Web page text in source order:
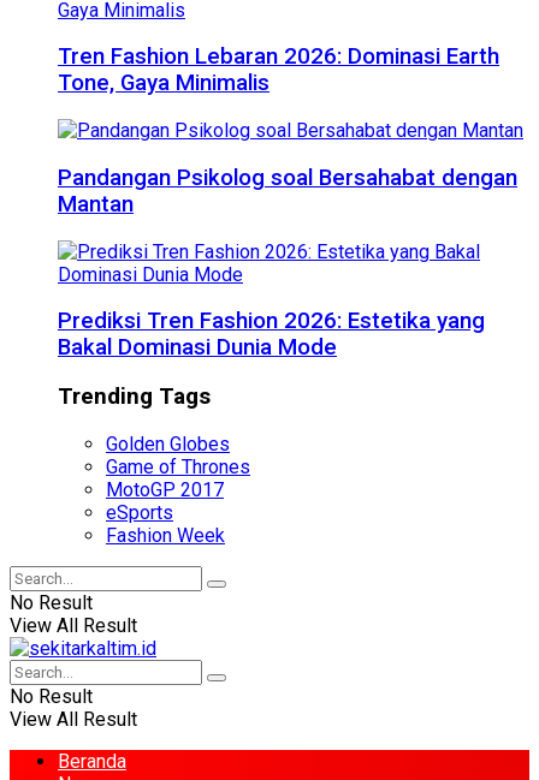
Tren Fashion Lebaran 2026: Dominasi Earth
Tone, Gaya Minimalis
Pandangan Psikolog soal Bersahabat dengan
Mantan
Prediksi Tren Fashion 2026: Estetika yang
Bakal Dominasi Dunia Mode
Trending Tags
Golden Globes
Game of Thrones
MotoGP 2017
eSports
Fashion Week
No Result
View All Result
No Result
View All Result
Beranda